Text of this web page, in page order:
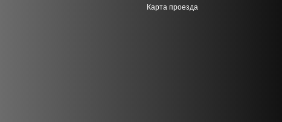
Карта проезда